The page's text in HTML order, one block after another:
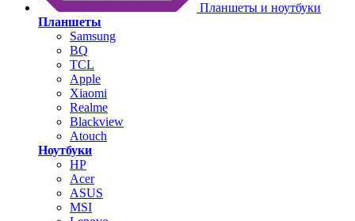
Планшеты и ноутбуки
Планшеты
Samsung
BQ
TCL
Apple
Xiaomi
Realme
Blackview
Atouch
Ноутбуки
HP
Acer
ASUS
MSI